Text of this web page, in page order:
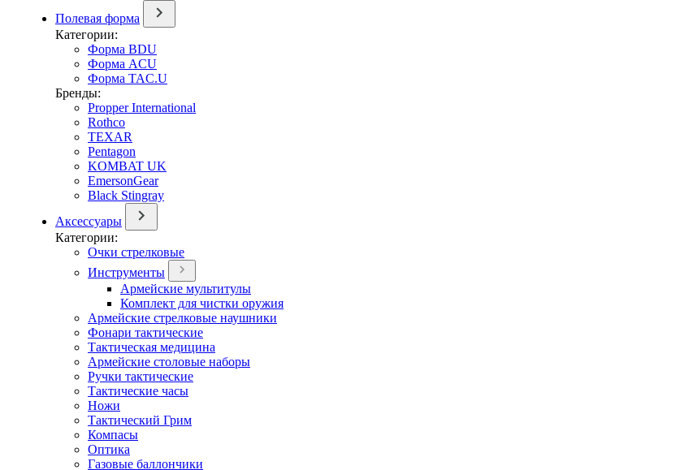
Полевая форма
Категории:
Форма BDU
Форма ACU
Форма TAC.U
Бренды:
Propper International
Rothco
TEXAR
Pentagon
KOMBAT UK
EmersonGear
Black Stingray
Аксессуары
Категории:
Очки стрелковые
Инструменты
Армейские мультитулы
Комплект для чистки оружия
Армейские стрелковые наушники
Фонари тактические
Тактическая медицина
Армейские столовые наборы
Ручки тактические
Тактические часы
Ножи
Тактический Грим
Компасы
Оптика
Газовые баллончики